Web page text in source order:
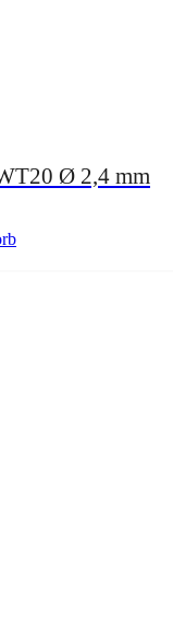
Ø 2,4 mm